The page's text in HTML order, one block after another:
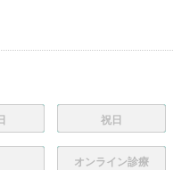
祝日
オンライン診療